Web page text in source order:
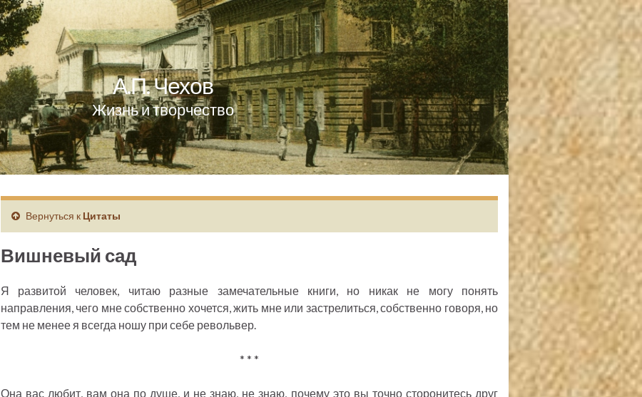
А.П. Чехов
Жизнь и творчество
Вернуться к Цитаты
Вишневый сад
Я развитой человек, читаю разные замечательные книги, но никак не могу понять
направления, чего мне собственно хочется, жить мне или застрелиться, собственно говоря, но
тем не менее я всегда ношу при себе револьвер.
* * *
Она вас любит, вам она по душе, и не знаю, не знаю, почему это вы точно сторонитесь друг